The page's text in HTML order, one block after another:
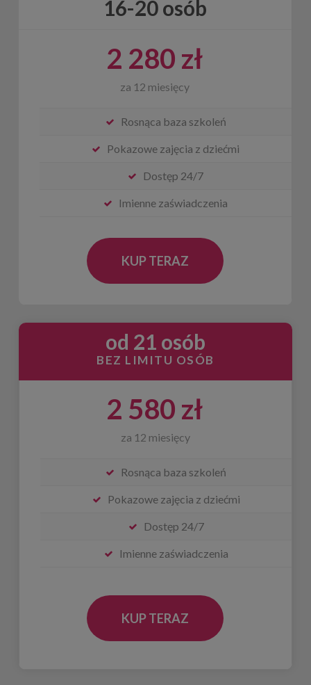
16-20 osób
2 280 zł
za 12 miesięcy
Rosnąca baza szkoleń
Pokazowe zajęcia z dziećmi
Dostęp 24/7
Imienne zaświadczenia
KUP TERAZ
od 21 osób
BEZ LIMITU OSÓB
2 580 zł
za 12 miesięcy
Rosnąca baza szkoleń
Pokazowe zajęcia z dziećmi
Dostęp 24/7
Imienne zaświadczenia
KUP TERAZ